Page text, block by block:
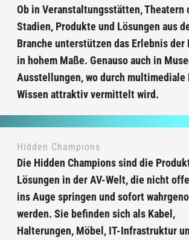
Ob in Veranstaltungsstätten, Theatern
Stadien, Produkte und Lösungen aus
Branche unterstützen das Erlebnis der
in hohem Maße. Genauso auch in
Ausstellungen, wo durch multimediale
Wissen attraktiv vermittelt wird.
Hidden Champions
Die Hidden Champions sind die
Lösungen in der AV-Welt, die nicht
ins Auge springen und sofort
werden. Sie befinden sich als Kabel,
Halterungen, Möbel, IT-Infrastruktur